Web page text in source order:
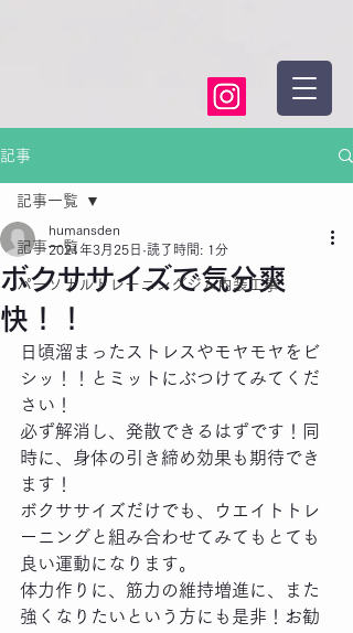
記事
記事一覧
パーソナルトレーニングジム内装工事
記事一覧
ボクササイズで気分爽
快！！
humansden
2021年3月25日 読了時間: 1分
日頃溜まったストレスやモヤモヤをビ
シッ！！とミットにぶつけてみてくだ
さい！
必ず解消し、発散できるはずです！同
時に、身体の引き締め効果も期待でき
ます！
ボクササイズだけでも、ウエイトトレ
ーニングと組み合わせてみてもとても
良い運動になります。
体力作りに、筋力の維持増進に、また
強くなりたいという方にも是非！お勧